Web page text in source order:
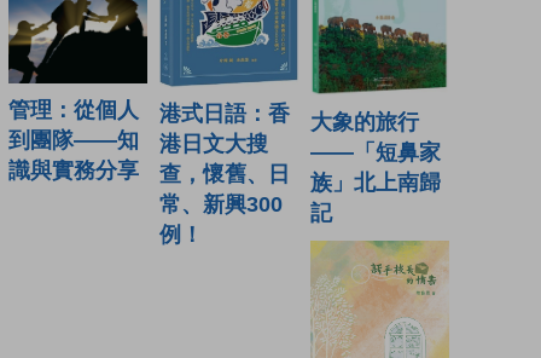
管理：從個人
到團隊——知
識與實務分享
港式日語：香
港日文大搜
查，懷舊、日
常、新興300
例！
大象的旅行
——「短鼻家
族」北上南歸
記